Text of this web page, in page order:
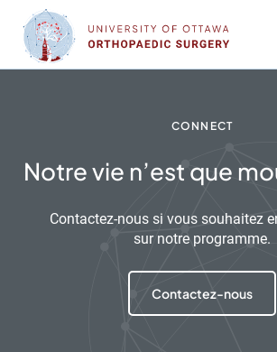
Sauter
contenu
CONNECT
Notre vie n’est que
Contactez-nous si vous souhaitez
sur notre programme.
Contactez-nous